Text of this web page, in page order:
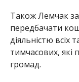
Також Лемчак
передбачати
діяльністю всіх
тимчасових, які
громад.